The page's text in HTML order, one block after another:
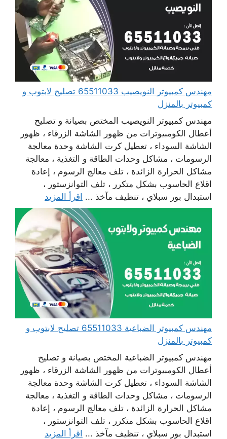
مهندس كمبيوتر النويصيب 65511033 تصليح لابتوب و
كمبيوتر بالمنزل
مهندس كمبيوتر النويصيب المختص بصيانة و تصليح
أعطال الكومبيوترات من ظهور الشاشة الزرقاء ، ظهور
الشاشة السوداء ، تعطيل كرت الشاشة وحدة معالجة
الرسومات ، مشاكل وحدات الطاقة و التغذية ، معالجة
مشاكل الحرارة الزائدة ، تلف معالج الرسوم ، إعادة
اقلاع الحاسوب بشكل متكرر ، تلف التوانزستور ،
استبدال بور سبلاي ، تنظيف مآخذ ... اقرأ المزيد
مهندس كمبيوتر الضباعية 65511033 تصليح لابتوب و
كمبيوتر بالمنزل
مهندس كمبيوتر الضباعية المختص بصيانة و تصليح
أعطال الكومبيوترات من ظهور الشاشة الزرقاء ، ظهور
الشاشة السوداء ، تعطيل كرت الشاشة وحدة معالجة
الرسومات ، مشاكل وحدات الطاقة و التغذية ، معالجة
مشاكل الحرارة الزائدة ، تلف معالج الرسوم ، إعادة
اقلاع الحاسوب بشكل متكرر ، تلف التوانزستور ،
استبدال بور سبلاي ، تنظيف مآخذ ... اقرأ المزيد